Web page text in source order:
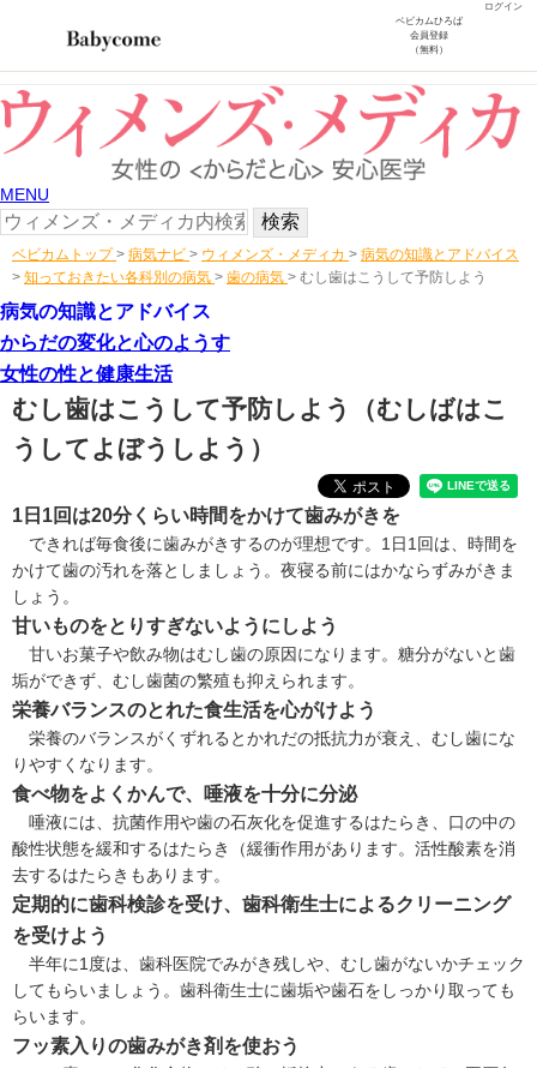
ログイン
ベビカムひろば
会員登録
（無料）
MENU
ベビカムトップ > 病気ナビ > ウィメンズ・メディカ > 病気の知識とアドバイス
> 知っておきたい各科別の病気 > 歯の病気 > むし歯はこうして予防しよう
病気の知識とアドバイス
からだの変化と心のようす
女性の性と健康生活
むし歯はこうして予防しよう
（むしばはこ
うしてよぼうしよう）
1日1回は20分くらい時間をかけて歯みがきを
できれば毎食後に歯みがきするのが理想です。1日1回は、時間を
かけて歯の汚れを落としましょう。夜寝る前にはかならずみがきま
しょう。
甘いものをとりすぎないようにしよう
甘いお菓子や飲み物はむし歯の原因になります。糖分がないと歯
垢ができず、むし歯菌の繁殖も抑えられます。
栄養バランスのとれた食生活を心がけよう
栄養のバランスがくずれるとかれだの抵抗力が衰え、むし歯にな
りやすくなります。
食べ物をよくかんで、唾液を十分に分泌
唾液には、抗菌作用や歯の石灰化を促進するはたらき、口の中の
酸性状態を緩和するはたらき（緩衝作用があります。活性酸素を消
去するはたらきもあります。
定期的に歯科検診を受け、歯科衛生士によるクリーニング
を受けよう
半年に1度は、歯科医院でみがき残しや、むし歯がないかチェック
してもらいましょう。歯科衛生士に歯垢や歯石をしっかり取っても
らいます。
フッ素入りの歯みがき剤を使おう